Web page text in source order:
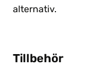
alternativ.
Tillbehör